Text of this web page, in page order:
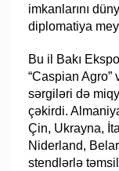
imkanlarını
diplomatiya
Bu il Bakı
“Caspian Agro”
sərgiləri də
çəkirdi.
Çin, Ukrayna,
Niderland,
stendlərlə